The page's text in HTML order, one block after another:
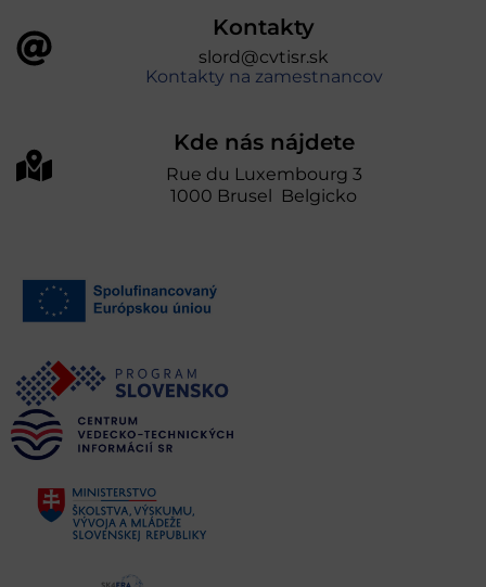
Kontakty
slord@cvtisr.sk
Kontakty na zamestnancov
Kde nás nájdete
Rue du Luxembourg 3
1000 Brusel Belgicko